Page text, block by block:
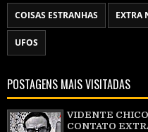
COISAS ESTRANHAS EXTRA
UFOS
POSTAGENS MAIS VISITADAS
VIDENTE
CONTATO